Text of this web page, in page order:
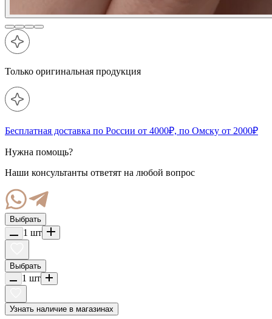
Только оригинальная продукция
Бесплатная доставка по России от 4000₽, по Омску от 2000₽
Нужна помощь?
Наши консультанты ответят на любой вопрос
Выбрать
1 шт
Выбрать
1 шт
Узнать наличие в магазинах